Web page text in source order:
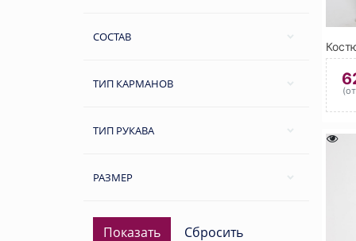
СОСТАВ
ТИП КАРМАНОВ
ТИП РУКАВА
РАЗМЕР